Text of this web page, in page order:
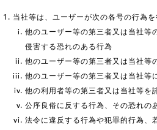
当社等は、ユーザーが次の各号の行為を
他のユーザー等の第三者又は当社等
侵害する恐れのある行為
他のユーザー等の第三者又は当社等
他のユーザー等の第三者又は当社等
他の利用者等の第三者又は当社等を
公序良俗に反する行為、その恐れの
法令に違反する行為や犯罪的行為、